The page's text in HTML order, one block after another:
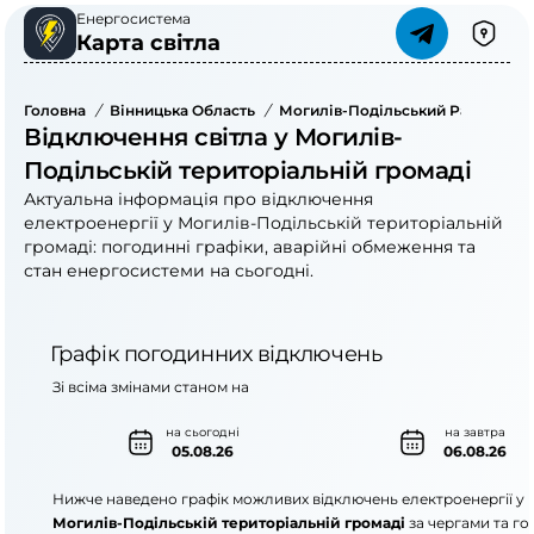
Енергосистема
Карта світла
Головна / Вінницька Область / Могилів-Подільський Район
Відключення світла у Могилів-
Подільській територіальній громаді
Актуальна інформація про відключення
електроенергії у Могилів-Подільській територіальній
громаді: погодинні графіки, аварійні обмеження та
стан енергосистеми на сьогодні.
Графік погодинних відключень
на сьогодні
05.08.26
на завтра
06.08.26
Зі всіма змінами станом на
Нижче наведено графік можливих відключень електроенергії у
Могилів-Подільській територіальній громаді за чергами та